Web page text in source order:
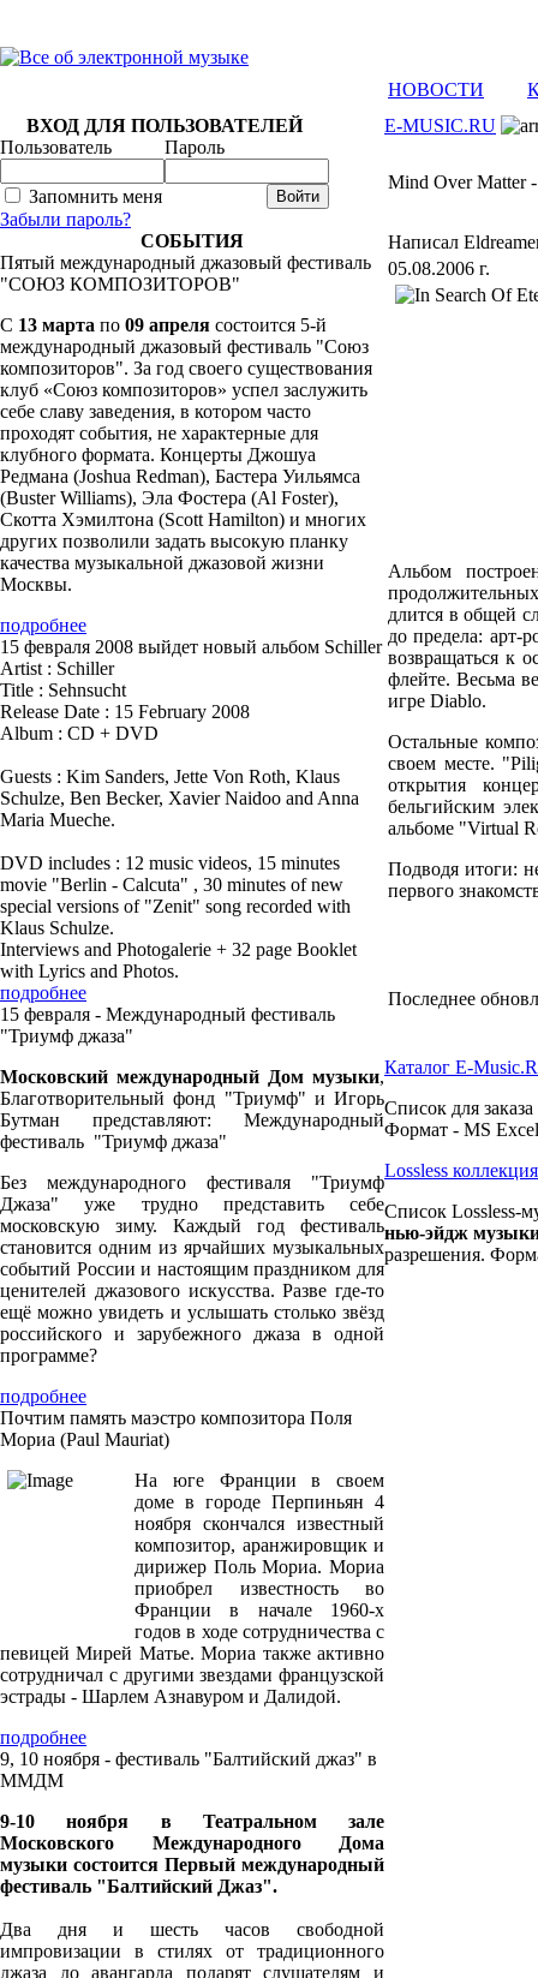
НОВОСТИ
ВХОД ДЛЯ ПОЛЬЗОВАТЕЛЕЙ
Пользователь
Пароль
Запомнить меня
Забыли пароль?
СОБЫТИЯ
Пятый международный джазовый фестиваль
"СОЮЗ КОМПОЗИТОРОВ"
C 13 марта по 09 апреля состоится 5-й
международный джазовый фестиваль "Союз
композиторов". За год своего существования
клуб «Союз композиторов» успел заслужить
себе славу заведения, в котором часто
проходят события, не характерные для
клубного формата. Концерты Джошуа
Редмана (Joshua Redman), Бастера Уильямса
(Buster Williams), Эла Фостера (Al Foster),
Скотта Хэмилтона (Scott Hamilton) и многих
других позволили задать высокую планку
качества музыкальной джазовой жизни
Москвы.
подробнее
15 февраля 2008 выйдет новый альбом Schiller
Artist : Schiller
Title : Sehnsucht
Release Date : 15 February 2008
Album : CD + DVD
Guests : Kim Sanders, Jette Von Roth, Klaus
Schulze, Ben Becker, Xavier Naidoo and Anna
Maria Mueche.
DVD includes : 12 music videos, 15 minutes
movie "Berlin - Calcuta" , 30 minutes of new
special versions of "Zenit" song recorded with
Klaus Schulze.
Interviews and Photogalerie + 32 page Booklet
with Lyrics and Photos.
подробнее
15 февраля - Международный фестиваль
"Триумф джаза"
Московский международный Дом музыки,
Благотворительный фонд "Триумф" и Игорь
Бутман представляют: Международный
фестиваль "Триумф джаза"
Без международного фестиваля "Триумф
Джаза" уже трудно представить себе
московскую зиму. Каждый год фестиваль
становится одним из ярчайших музыкальных
событий России и настоящим праздником для
ценителей джазового искусства. Разве где-то
ещё можно увидеть и услышать столько звёзд
российского и зарубежного джаза в одной
программе?
подробнее
Почтим память маэстро композитора Поля
Мориа (Paul Mauriat)
На юге Франции в своем
доме в городе Перпиньян 4
ноября скончался известный
композитор, аранжировщик и
дирижер Поль Мориа. Мориа
приобрел известность во
Франции в начале 1960-х
годов в ходе сотрудничества с
певицей Мирей Матье. Мориа также активно
сотрудничал с другими звездами французской
эстрады - Шарлем Азнавуром и Далидой.
подробнее
9, 10 ноября - фестиваль "Балтийский джаз" в
ММДМ
9-10 ноября в Театральном зале
Московского Международного Дома
музыки состоится Первый международный
фестиваль "Балтийский Джаз".
Два дня и шесть часов свободной
импровизации в стилях от традиционного
джаза до авангарда подарят слушателям и
E-MUSIC.RU
Mind Over Matter
Написал
05.08.2006 г.
Альбом
длится в общей
до предела: арт-
возвращаться к
флейте. Весьма
игре Diablo.
Остальные
своем месте.
открытия
бельгийским
альбоме "Virtual
Подводя итоги:
первого
Последнее
Каталог E-
Список для
Формат - MS
Lossless
Список Lossless-
нью-эйдж
разрешения.